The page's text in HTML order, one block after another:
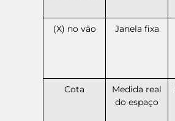
(X) no vão
Janela fixa
Cota
Medida real
do espaço